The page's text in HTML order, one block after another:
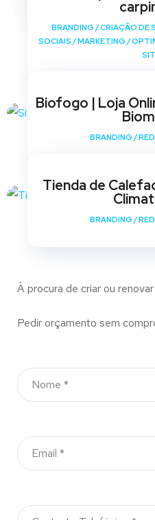
BRANDING /CRIAÇÃO DE
SOCIAIS /MARKETING /
Biofogo | Loja
BRANDING /
Tienda de
BRANDING /
À procura de criar ou
Pedir orçamento sem